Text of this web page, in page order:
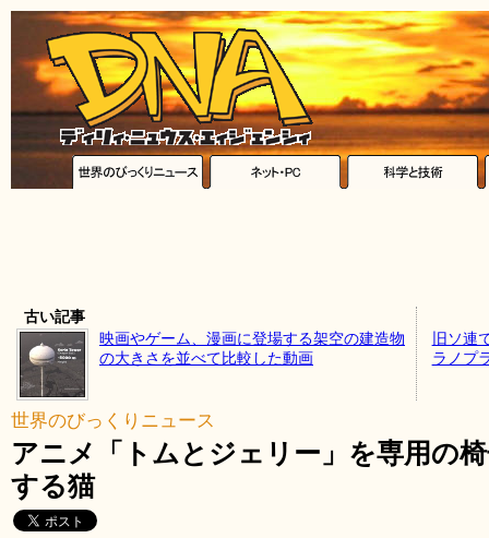
古い記事
映画やゲーム、漫画に登場する架空の建造物
の大きさを並べて比較した動画
旧ソ連
ラノプ
世界のびっくりニュース
アニメ「トムとジェリー」を専用の
する猫